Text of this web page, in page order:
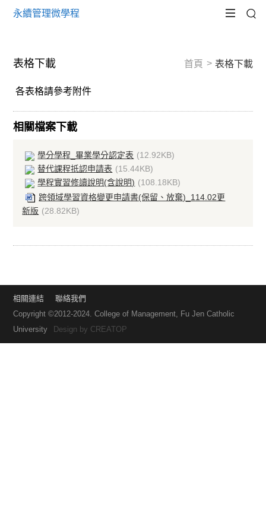
永續管理微學程
表格下載 首頁 表格下載
各表格請參考附件
相關檔案下載
學分學程_畢業學分認定表 (12.92KB)
替代課程抵認申請表 (15.44KB)
學程實習修讀說明(含說明) (108.18KB)
跨領域學習資格變更申請書(保留、放棄)_114.02更
新版 (28.82KB)
相關連結
聯絡我們
Copyright ©2012-2024. College of Management, Fu Jen Catholic
University
Design by CREATOP